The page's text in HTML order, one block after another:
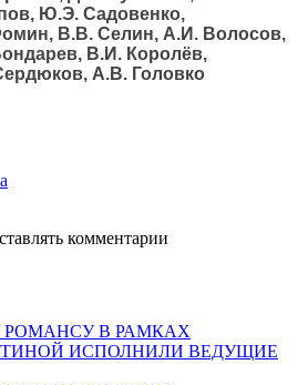
Ю.Э. Садовенко,
В.В. Селин, А.И. Волосов,
В.И. Королёв,
А.В. Головко
комментарии